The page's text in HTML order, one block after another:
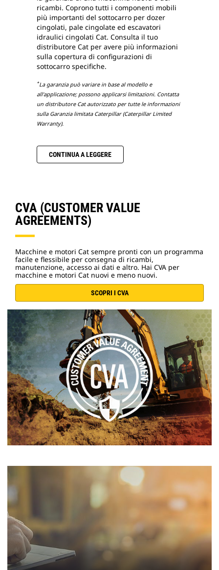
ricambi. Coprono tutti i componenti mobili
più importanti del sottocarro per dozer
cingolati, pale cingolate ed escavatori
idraulici cingolati Cat. Consulta il tuo
distributore Cat per avere più informazioni
sulla copertura di configurazioni di
sottocarro specifiche.
*La garanzia può variare in base al modello e
all'applicazione; possono applicarsi limitazioni. Contatta
un distributore Cat autorizzato per tutte le informazioni
sulla Garanzia limitata Caterpillar (Caterpillar Limited
Warranty).
CONTINUA A LEGGERE
CVA (CUSTOMER VALUE
AGREEMENTS)
Macchine e motori Cat sempre pronti con un programma
facile e flessibile per consegna di ricambi,
manutenzione, accesso ai dati e altro. Hai CVA per
macchine e motori Cat nuovi e meno nuovi.
SCOPRI I CVA